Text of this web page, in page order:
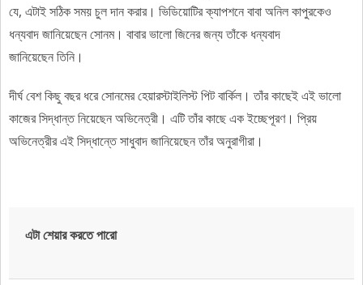
যে, এটাই সঠিক সময় চুল দান করার। ভিডিয়োটির ক্যাপশনে বাবা অনিল কাপুরকেও
ধন্যবাদ জানিয়েছেন সোনম। বাবার ভালো জিনের জন্য তাঁকে ধন্যবাদ
জানিয়েছেন তিনি।
দীর্ঘ বেশ কিছু বছর ধরে সোনমের হেয়ারস্টাইলিস্ট পিট বার্কিল। তাঁর কাছেই এই ভালো
কাজের সিদ্ধান্ত নিয়েছেন অভিনেত্রী। এটি তাঁর কাছে এক ইচ্ছেপূরণ। প্রিয়
অভিনেত্রীর এই সিদ্ধান্তে সাধুবাদ জানিয়েছেন তাঁর অনুরাগীরা।
এটা শেয়ার করতে পারো